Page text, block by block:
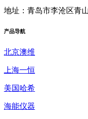
地址：青岛市李沧区青
产品导航
北京澳维
上海一恒
美国哈希
海能仪器